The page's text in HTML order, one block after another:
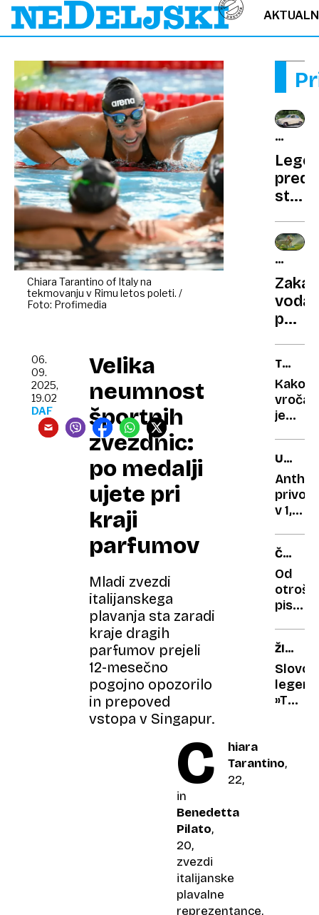
Chiara Tarantino of Italy na
tekmovanju v Rimu letos poleti. /
Foto: Profimedia
Velika
neumnost
športnih
zvezdnic:
po medalji
ujete pri
kraji
parfumov
Mladi zvezdi
italijanskega
plavanja sta zaradi
kraje dragih
parfumov prejeli
12-mesečno
pogojno opozorilo
in prepoved
vstopa v Singapur.
06.
09.
2025,
19.02
DAF
C
hiara
Tarantino,
22,
in
Benedetta
Pilato,
20,
zvezdi
italijanske
plavalne
reprezentance,
IZ
STARE
ste
videli,
ste
ga
in
MIR
Zakaj
voda
dušo?
TV
TE
GLEDA
Kako
vroča
je
če je
bila
privolil
v 1,3
za
krajo
knjig
ČUVAJ
Od
pisma
z
enim
ŽIVEL
ZA
Slovo
»Tudi
danes